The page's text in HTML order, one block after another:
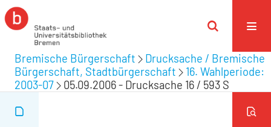
Bremische Bürgerschaft
Drucksache / Bremische
Bürgerschaft, Stadtbürgerschaft
16. Wahlperiode:
2003-07
05.09.2006 - Drucksache 16 / 593 S